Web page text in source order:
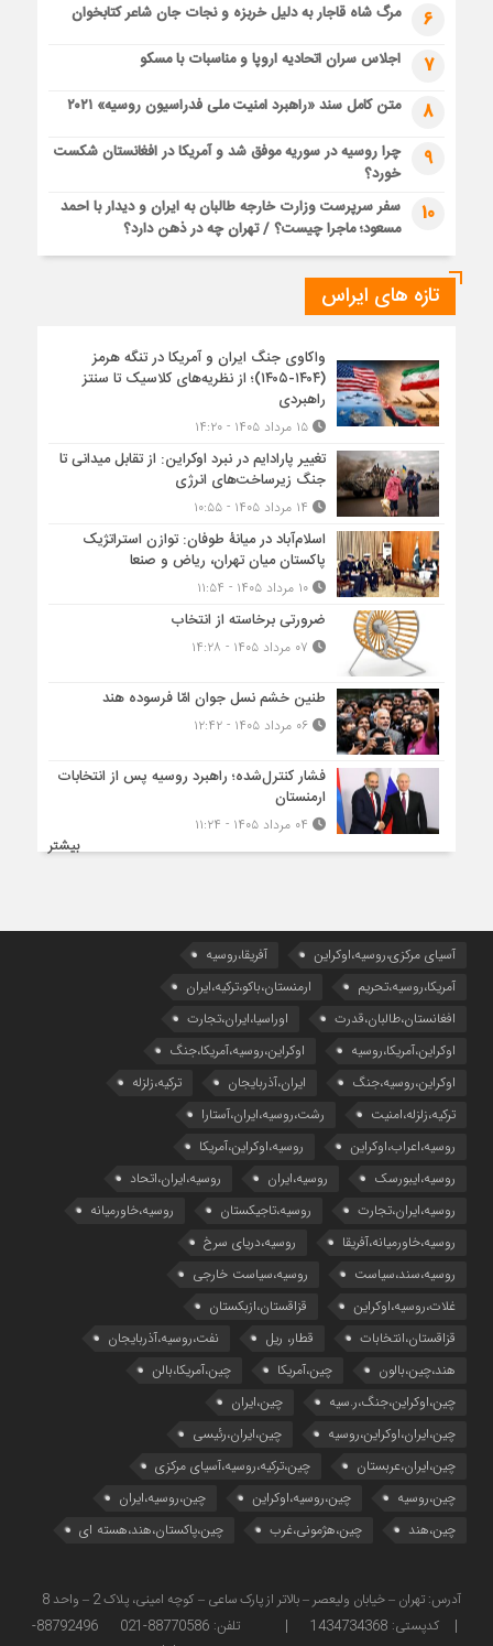
6 مرگ شاه قاجار به دلیل خربزه و نجات جان شاعر کتابخوان
7 اجلاس سران اتحادیه اروپا و مناسبات با مسکو
8 متن کامل سند «راهبرد امنیت ملی فدراسیون روسیه» ۲۰۲۱
9
چرا روسیه در سوریه موفق شد و آمریکا در افغانستان شکست
خورد؟
10
سفر سرپرست وزارت خارجه طالبان به ایران و دیدار با احمد
مسعود؛ ماجرا چیست؟ / تهران چه در ذهن دارد؟
تازه های ایراس
واکاوی جنگ ایران و آمریکا در تنگه هرمز
(۱۴۰۴-۱۴۰۵)؛ از نظریه‌های کلاسیک تا سنتز
راهبردی
۱۵ مرداد ۱۴۰۵ - ۱۴:۲۰
تغییر پارادایم در نبرد اوکراین: از تقابل میدانی تا
جنگ زیرساخت‌های انرژی
اسلام‌آباد در میانۀ طوفان: توازن استراتژیک
پاکستان میان تهران، ریاض و صنعا
۱۰ مرداد ۱۴۰۵ - ۱۱:۵۴
ضرورتی برخاسته از انتخاب
طنین خشم نسل جوان امّا فرسوده هند
۰۶ مرداد ۱۴۰۵ - ۱۲:۴۲
فشار کنترل‌شده؛ راهبرد روسیه پس از انتخابات
ارمنستان
بیشتر
آسیای مرکزی،روسیه،اوکراین
آفریقا،روسیه
آمریکا،روسیه،تحریم
ارمنستان،باکو،ترکیه،ایران
افغانستان،طالبان،قدرت
اوراسیا،ایران،تجارت
اوکراین،آمریکا،روسیه
اوکراین،روسیه،آمریکا،جنگ
اوکراین،روسیه،جنگ
ایران،آذربایجان
ترکیه،زلزله
ترکیه،زلزله،امنیت
رشت،روسیه،ایران،آستارا
روسیه،اعراب،اوکراین
روسیه،اوکراین،آمریکا
روسیه،ایبورسک
روسیه،ایران
روسیه،ایران،اتحاد
روسیه،ایران،تجارت
روسیه،تاجیکستان
روسیه،خاورمیانه
روسیه،خاورمیانه،آفریقا
روسیه،دریای سرخ
روسیه،سند،سیاست
روسیه،سیاست خارجی
غلات،روسیه،اوکراین
قزاقستان،ازبکستان
قزاقستان،انتخابات
قطار، ریل
نفت،روسیه،آذربایجان
هند،چین،بالون
چین،آمریکا
چین،آمریکا،بالن
چین،اوکراین،جنگ،ر.سیه
چین،ایران
چین،ایران،اوکراین،روسیه
چین،ایران،رئیسی
چین،ایران،عربستان
چین،ترکیه،روسیه،آسیای مرکزی
چین،روسیه
چین،روسیه،اوکراین
چین،روسیه،ایران
چین،هند
چین،هژمونی،غرب چین،پاکستان،هند،هسته ای
| کدپستی: 1434734368 | تلفن: 88770586-021 88792496-